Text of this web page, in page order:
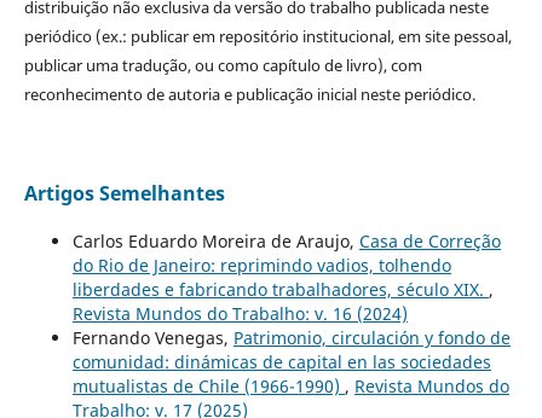
distribuição não exclusiva da versão do trabalho publicada neste
periódico (ex.: publicar em repositório institucional, em site pessoal,
publicar uma tradução, ou como capítulo de livro), com
reconhecimento de autoria e publicação inicial neste periódico.
Artigos Semelhantes
Carlos Eduardo Moreira de Araujo, Casa de Correção
do Rio de Janeiro: reprimindo vadios, tolhendo
liberdades e fabricando trabalhadores, século XIX. ,
Revista Mundos do Trabalho: v. 16 (2024)
Fernando Venegas, Patrimonio, circulación y fondo de
comunidad: dinámicas de capital en las sociedades
mutualistas de Chile (1966-1990) , Revista Mundos do
Trabalho: v. 17 (2025)